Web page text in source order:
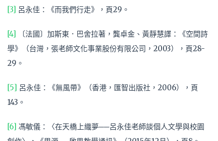
[3] 呂永佳：《而我們行走》，頁29。
[4] 〔法國〕加斯東．巴舍拉著，龔卓金、黃靜慧譯：《空間詩
學》（台灣，張老師文化事業股份有限公司，2003），頁28-
29。
[5] 呂永佳：《無風帶》（香港，匯智出版社，2006），頁
143。
[6] 馮敏儀：〈在天橋上織夢──呂永佳老師談個人文學與校園